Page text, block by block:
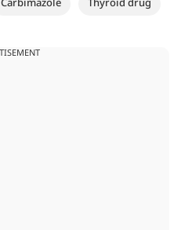
Carbimazole
Thyroid drug